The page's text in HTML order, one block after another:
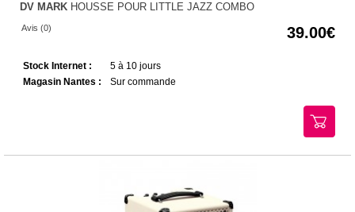
DV MARK HOUSSE POUR LITTLE JAZZ COMBO
Avis (0) 39.00
Stock Internet :
5 à 10 jours
Magasin Nantes :
Sur commande